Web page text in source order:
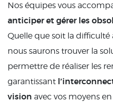
Nos équipes vous
anticiper et gérer les
Quelle que soit la difficulté
nous saurons trouver la
permettre de réaliser les
garantissant
vision avec vos moyens